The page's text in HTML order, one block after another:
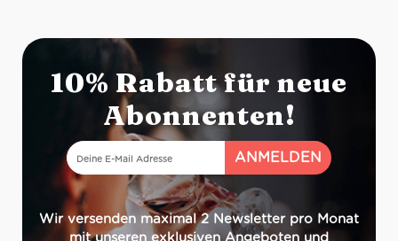
10% Rabatt für neue
Abonnenten!
Wir versenden maximal 2 Newsletter pro Monat
mit unseren exklusiven Angeboten und